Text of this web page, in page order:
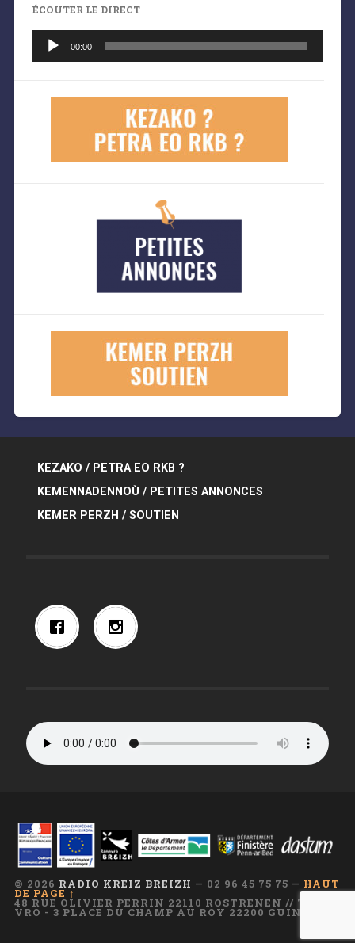
ÉCOUTER LE DIRECT
Lecteur
audio
00:00
KEZAKO / PETRA EO RKB ?
KEMENNADENNOÙ / PETITES ANNONCES
KEMER PERZH / SOUTIEN
© 2026 RADIO KREIZ BREIZH — 02 96 45 75 75 — HAUT
DE PAGE ↑
48 RUE OLIVIER PERRIN 22110 ROSTRENEN // TI AR
VRO - 3 PLACE DU CHAMP AU ROY 22200 GUINGAMP